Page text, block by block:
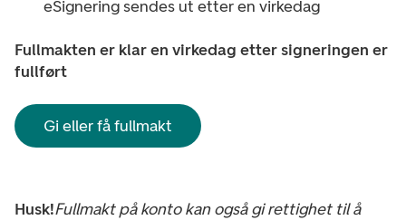
eSignering sendes ut etter en virkedag
Fullmakten er klar en virkedag etter signeringen er
fullført
Gi eller få fullmakt
Husk!Fullmakt på konto kan også gi rettighet til å